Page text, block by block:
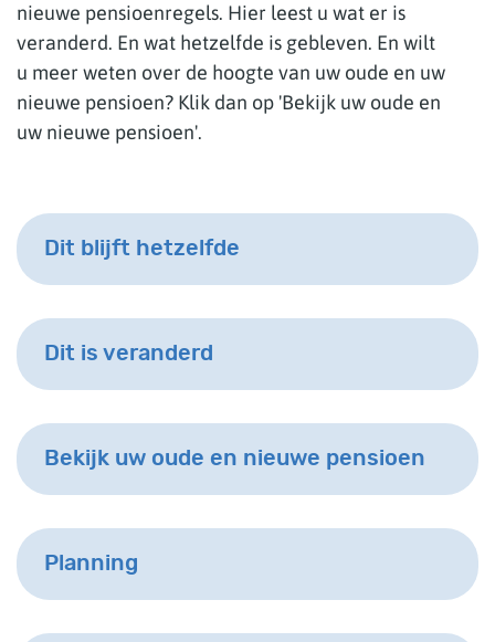
nieuwe pensioenregels. Hier leest u wat er is
veranderd. En wat hetzelfde is gebleven. En wilt
u meer weten over de hoogte van uw oude en uw
nieuwe pensioen? Klik dan op 'Bekijk uw oude en
uw nieuwe pensioen'.
Dit blijft hetzelfde
Dit is veranderd
Bekijk uw oude en nieuwe pensioen
Planning